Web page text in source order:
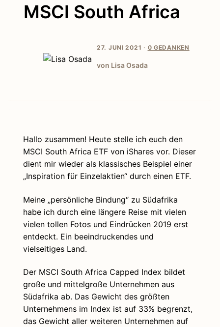
MSCI South Africa
27. JUNI 2021 · 0 GEDANKEN
von Lisa Osada
Hallo zusammen! Heute stelle ich euch den
MSCI South Africa ETF von iShares vor. Dieser
dient mir wieder als klassisches Beispiel einer
„Inspiration für Einzelaktien“ durch einen ETF.
Meine „persönliche Bindung“ zu Südafrika
habe ich durch eine längere Reise mit vielen
vielen tollen Fotos und Eindrücken 2019 erst
entdeckt. Ein beeindruckendes und
vielseitiges Land.
Der MSCI South Africa Capped Index bildet
große und mittelgroße Unternehmen aus
Südafrika ab. Das Gewicht des größten
Unternehmens im Index ist auf 33% begrenzt,
das Gewicht aller weiteren Unternehmen auf